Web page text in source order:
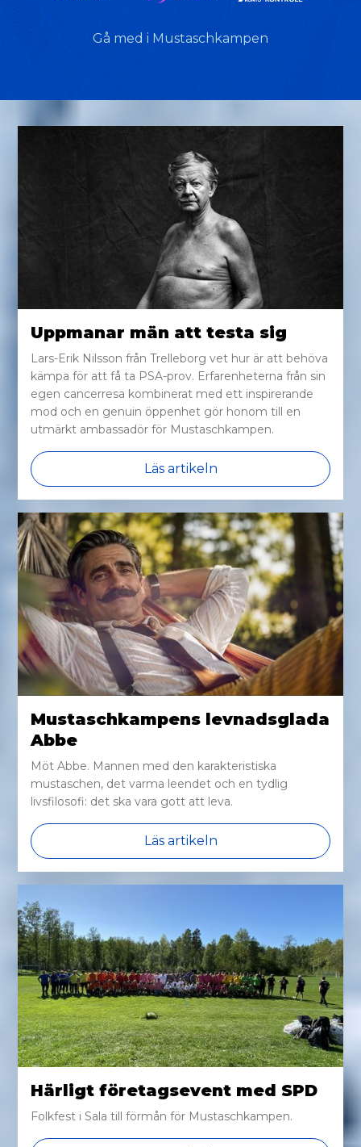
Gå med i Mustaschkampen
Uppmanar män att testa sig
Lars-Erik Nilsson från Trelleborg vet hur är att behöva
kämpa för att få ta PSA-prov. Erfarenheterna från sin
egen cancerresa kombinerat med ett inspirerande
mod och en genuin öppenhet gör honom till en
utmärkt ambassadör för Mustaschkampen.
Läs artikeln
Mustaschkampens levnadsglada
Abbe
Möt Abbe. Mannen med den karakteristiska
mustaschen, det varma leendet och en tydlig
livsfilosofi: det ska vara gott att leva.
Läs artikeln
Härligt företagsevent med SPD
Folkfest i Sala till förmån för Mustaschkampen.